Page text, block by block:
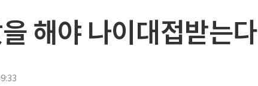
해야 나이대접받는다